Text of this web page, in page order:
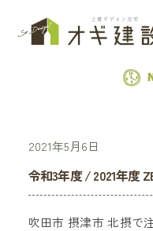
2021年5月6日
令和3年度 / 2021年度
吹田市 摂津市 北摂で